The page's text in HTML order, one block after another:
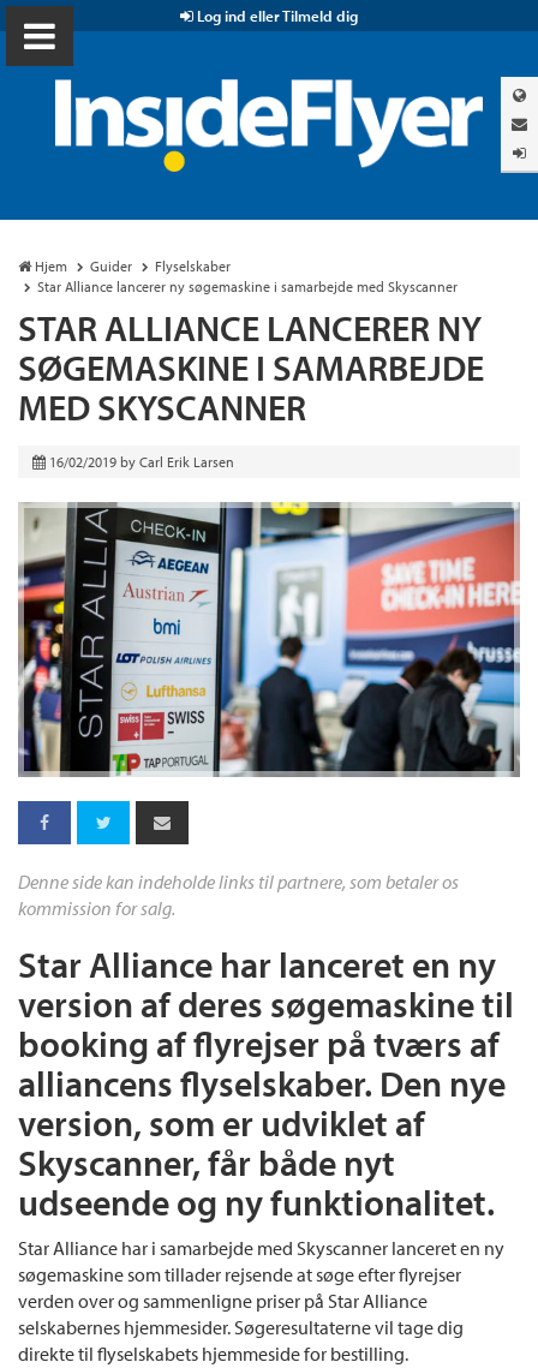
Log ind eller Tilmeld dig
Hjem Guider
Flyselskaber
Star Alliance lancerer ny søgemaskine i samarbejde med Skyscanner
STAR ALLIANCE LANCERER NY
SØGEMASKINE I SAMARBEJDE
MED SKYSCANNER
16/02/2019 by Carl Erik Larsen
Denne side kan indeholde links til partnere, som betaler os
kommission for salg.
Star Alliance har lanceret en ny
version af deres søgemaskine til
booking af flyrejser på tværs af
alliancens flyselskaber. Den nye
version, som er udviklet af
Skyscanner, får både nyt
udseende og ny funktionalitet.
Star Alliance har i samarbejde med Skyscanner lanceret en ny
søgemaskine som tillader rejsende at søge efter flyrejser
verden over og sammenligne priser på Star Alliance
selskabernes hjemmesider. Søgeresultaterne vil tage dig
direkte til flyselskabets hjemmeside for bestilling.